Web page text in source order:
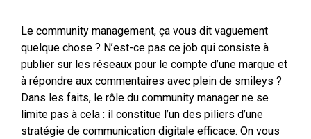
Le community management, ça vous dit vaguement
quelque chose ? N’est-ce pas ce job qui consiste à
publier sur les réseaux pour le compte d’une marque et
à répondre aux commentaires avec plein de smileys ?
Dans les faits, le rôle du community manager ne se
limite pas à cela : il constitue l’un des piliers d’une
stratégie de communication digitale efficace. On vous